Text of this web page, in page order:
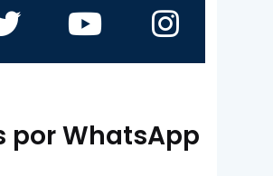
por WhatsApp